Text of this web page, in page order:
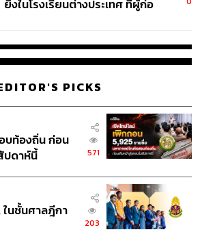
ยิงในโรงเรียนต่างประเทศ ที่ผู้ก่อ
PICKS
บท้องถิ่น ก่อน
ปดาห์นี้
571
นชั้นศาลฎีกา
203